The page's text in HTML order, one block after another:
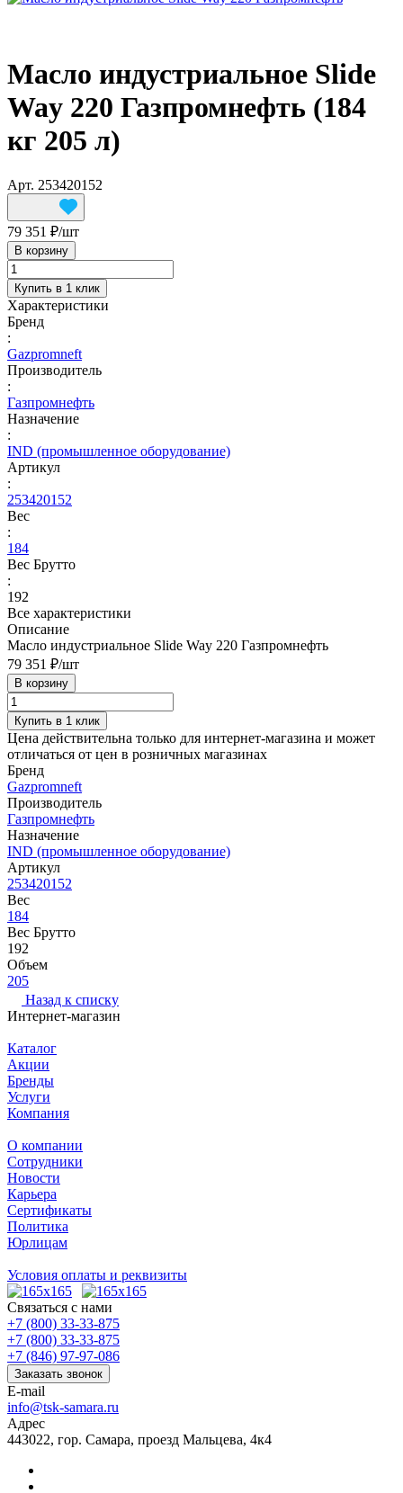
Масло индустриальное Slide
Way 220 Газпромнефть (184
кг 205 л)
Арт. 253420152
79 351 ₽/шт
В корзину
Купить в 1 клик
Характеристики
Бренд
:
Gazpromneft
Производитель
:
Газпромнефть
Назначение
:
IND (промышленное оборудование)
Артикул
:
253420152
Вес
:
184
Вес Брутто
:
192
Все характеристики
Описание
Масло индустриальное Slide Way 220 Газпромнефть
79 351 ₽/шт
В корзину
Купить в 1 клик
Цена действительна только для интернет-магазина и может
отличаться от цен в розничных магазинах
Бренд
Gazpromneft
Производитель
Газпромнефть
Назначение
IND (промышленное оборудование)
Артикул
253420152
Вес
184
Вес Брутто
192
Объем
205
Назад к списку
Интернет-магазин
Каталог
Акции
Бренды
Услуги
Компания
О компании
Сотрудники
Новости
Карьера
Сертификаты
Политика
Юрлицам
Условия оплаты и реквизиты
Связаться с нами
+7 (800) 33-33-875
+7 (800) 33-33-875
+7 (846) 97-97-086
Заказать звонок
E-mail
info@tsk-samara.ru
Адрес
443022, гор. Самара, проезд Мальцева, 4к4